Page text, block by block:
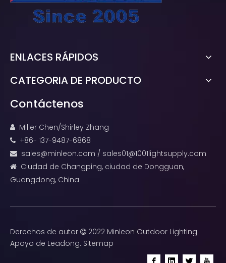
ENLACES RÁPIDOS
CATEGORIA DE PRODUCTO
Contáctenos
 Miller Chen/Shirley Zhang
 +86- 137-9487-6868
 sales@minleon.com / sales01@1001lightsupply.com

Ciudad de Changping, ciudad de Dongguan,
Guangdong, China
Derechos de autor  2022 Minleon Outdoor Lighting
Apoyo de Leadong. Sitemap